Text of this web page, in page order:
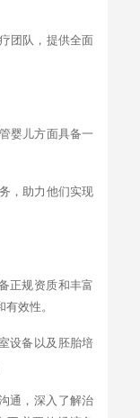
团队，提供全面
婴儿方面具备一
，助力他们实现
正规资质和丰富
效性。
设备以及胚胎培
通，深入了解治